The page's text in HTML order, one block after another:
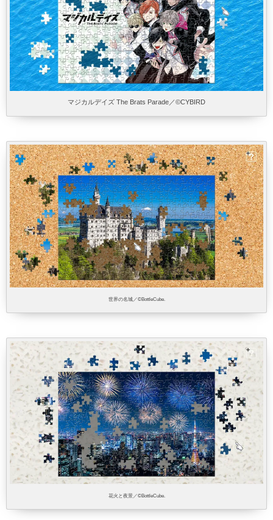
マジカルデイズ The Brats Parade／©CYBIRD
世界の名城／©BottleCube.
花火と夜景／©BottleCube.